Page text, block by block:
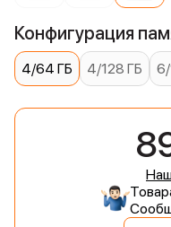
Конфигурация
4/64 ГБ 4/128 ГБ 6/